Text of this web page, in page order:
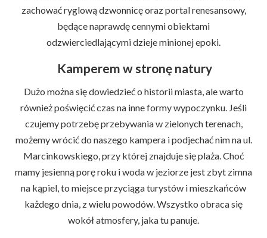
zachować ryglową dzwonnicę oraz portal renesansowy,
będące naprawdę cennymi obiektami
odzwierciedlającymi dzieje minionej epoki.
Kamperem w stronę natury
Dużo można się dowiedzieć o historii miasta, ale warto
również poświęcić czas na inne formy wypoczynku. Jeśli
czujemy potrzebę przebywania w zielonych terenach,
możemy wrócić do naszego kampera i podjechać nim na ul.
Marcinkowskiego, przy której znajduje się plaża. Choć
mamy jesienną porę roku i woda w jeziorze jest zbyt zimna
na kąpiel, to miejsce przyciąga turystów i mieszkańców
każdego dnia, z wielu powodów. Wszystko obraca się
wokół atmosfery, jaka tu panuje.